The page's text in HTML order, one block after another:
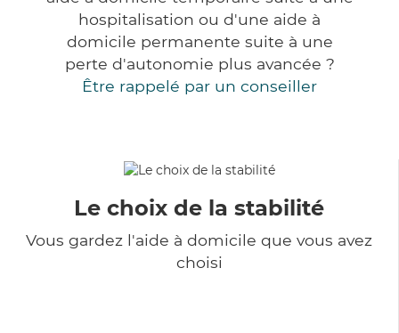
hospitalisation ou d'une aide à
domicile permanente suite à une
perte d'autonomie plus avancée ?
Être rappelé par un conseiller
Le choix de la stabilité
Vous gardez l'aide à domicile que vous avez
choisi